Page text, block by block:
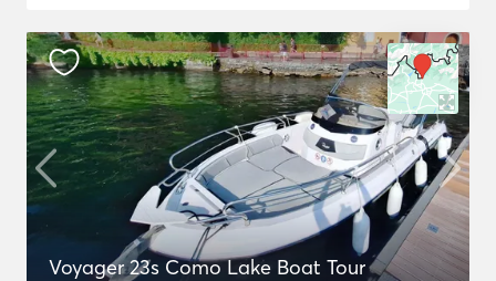
Voyager 23s Como Lake Boat Tour